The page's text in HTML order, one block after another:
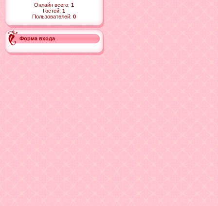
Онлайн всего: 1
Гостей: 1
Пользователей: 0
Форма входа